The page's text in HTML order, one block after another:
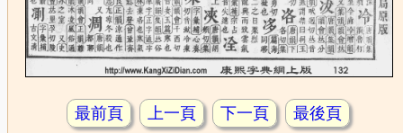
最前頁 上一頁 下一頁 最後頁